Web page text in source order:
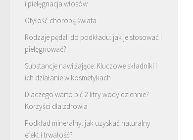
i pielęgnacja włosów
Otyłość chorobą świata
Rodzaje pędzli do podkładu: jak je stosować i
pielęgnować?
Substancje nawilżające: Kluczowe składniki i
ich działanie w kosmetykach
Dlaczego warto pić 2 litry wody dziennie?
Korzyści dla zdrowia
Podkład mineralny: jak uzyskać naturalny
efekt i trwałość?